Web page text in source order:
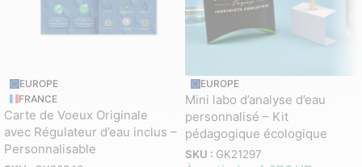
EUROPE
FRANCE
Carte de Voeux Originale
avec Régulateur d’eau inclus –
Personnalisable
EUROPE
Mini labo d’analyse d’eau
personnalisé – Kit
pédagogique écologique
SKU : GK21297